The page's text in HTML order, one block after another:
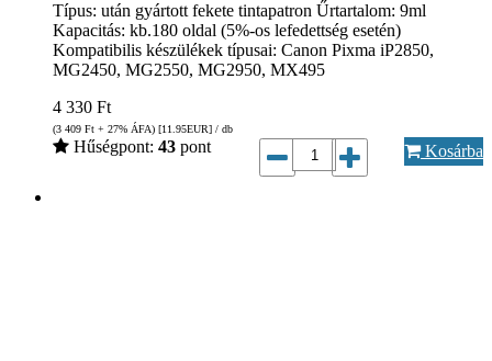
Típus: után gyártott fekete tintapatron Űrtartalom: 9ml
Kapacitás: kb.180 oldal (5%-os lefedettség esetén)
Kompatibilis készülékek típusai: Canon Pixma iP2850,
MG2450, MG2550, MG2950, MX495
4 330 Ft
(3 409 Ft + 27% ÁFA) [11.95EUR] / db
Hűségpont: 43 pont Kosárba